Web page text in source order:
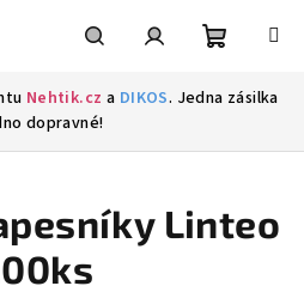
Nehtik.cz a DIKOS. Jedna zásilka
dopravné!
Linteo